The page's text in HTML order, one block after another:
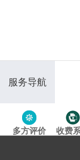
服务导航
多方评价 收费